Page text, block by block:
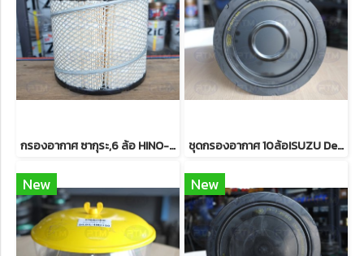
กรองอากาศ ซากุระ,6 ล้อ HINO-300X ชุดกรองอากาศ 10ล้อISUZU Deca FxZ77 360 HP ซากุระ
New New